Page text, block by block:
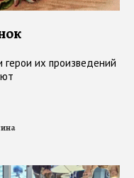
их произведений